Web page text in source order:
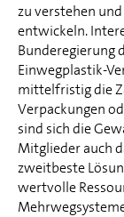
zu verstehen
entwickeln.
Bunderegierung
Einwegplastik-
mittelfristig die
Verpackungen
sind sich die
Mitglieder auch
zweitbeste
wertvolle